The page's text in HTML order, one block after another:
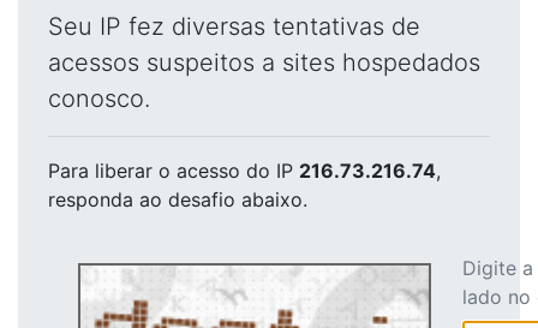
Seu IP fez diversas tentativas de
acessos suspeitos a sites hospedados
conosco.
Para liberar o acesso do IP 216.73.216.74,
responda ao desafio abaixo.
Digite
lado no